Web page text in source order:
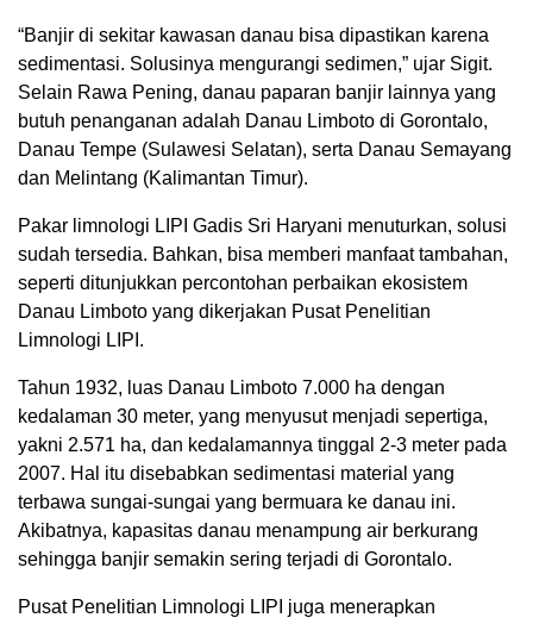
“Banjir di sekitar kawasan danau bisa dipastikan karena
sedimentasi. Solusinya mengurangi sedimen,” ujar Sigit.
Selain Rawa Pening, danau paparan banjir lainnya yang
butuh penanganan adalah Danau Limboto di Gorontalo,
Danau Tempe (Sulawesi Selatan), serta Danau Semayang
dan Melintang (Kalimantan Timur).
Pakar limnologi LIPI Gadis Sri Haryani menuturkan, solusi
sudah tersedia. Bahkan, bisa memberi manfaat tambahan,
seperti ditunjukkan percontohan perbaikan ekosistem
Danau Limboto yang dikerjakan Pusat Penelitian
Limnologi LIPI.
Tahun 1932, luas Danau Limboto 7.000 ha dengan
kedalaman 30 meter, yang menyusut menjadi sepertiga,
yakni 2.571 ha, dan kedalamannya tinggal 2-3 meter pada
2007. Hal itu disebabkan sedimentasi material yang
terbawa sungai-sungai yang bermuara ke danau ini.
Akibatnya, kapasitas danau menampung air berkurang
sehingga banjir semakin sering terjadi di Gorontalo.
Pusat Penelitian Limnologi LIPI juga menerapkan